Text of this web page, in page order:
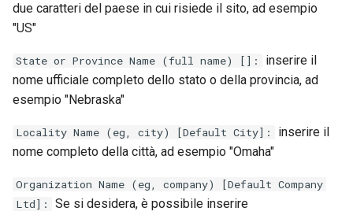
due caratteri del paese in cui risiede il sito, ad esempio
"US"
State or Province Name (full name) []:
inserire il
nome ufficiale completo dello stato o della provincia, ad
esempio "Nebraska"
Locality Name (eg, city) [Default City]:
inserire il
nome completo della città, ad esempio "Omaha"
Organization Name (eg, company) [Default Company
Ltd]:
Se si desidera, è possibile inserire